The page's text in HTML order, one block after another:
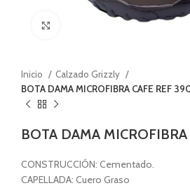
Inicio
Calzado Grizzly
BOTA DAMA MICROFIBRA CAFE REF
BOTA DAMA
CONSTRUCCIÓN: Cementado.
CAPELLADA: Cuero Graso